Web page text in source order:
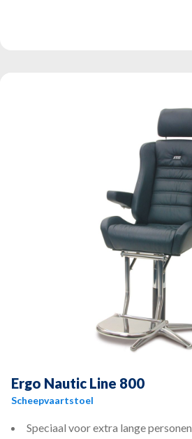
Ergo Nautic Line 800
Scheepvaartstoel
Speciaal voor extra lange personen